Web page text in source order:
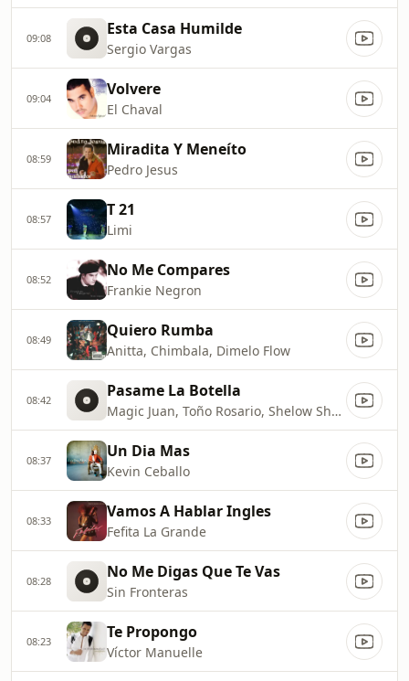
09:08 Esta Casa Humilde
Sergio Vargas
09:04 Volvere
El Chaval
08:59 Miradita Y Meneíto
Pedro Jesus
08:57 T 21
Limi
08:52 No Me Compares
Frankie Negron
08:49 Quiero Rumba
Anitta, Chimbala, Dimelo Flow
08:42 Pasame La Botella
Magic Juan, Toño Rosario, Shelow Shaq
08:37 Un Dia Mas
Kevin Ceballo
08:33 Vamos A Hablar Ingles
Fefita La Grande
08:28 No Me Digas Que Te Vas
Sin Fronteras
08:23 Te Propongo
Víctor Manuelle